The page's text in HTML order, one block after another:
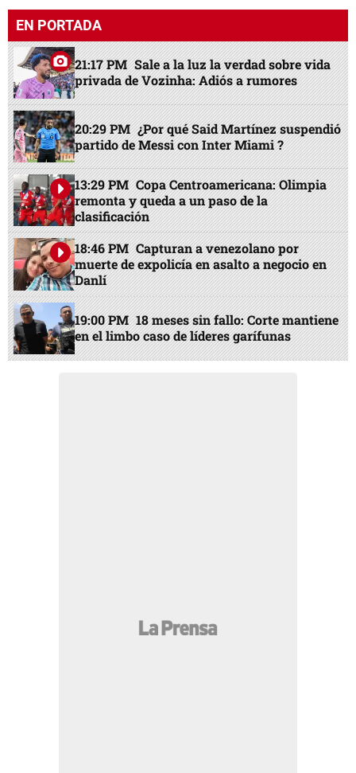
EN PORTADA
21:17 PM Sale a la luz la verdad sobre vida
privada de Vozinha: Adiós a rumores
20:29 PM ¿Por qué Said Martínez suspendió
partido de Messi con Inter Miami ?
13:29 PM Copa Centroamericana: Olimpia
remonta y queda a un paso de la
clasificación
18:46 PM Capturan a venezolano por
muerte de expolicía en asalto a negocio en
Danlí
19:00 PM 18 meses sin fallo: Corte mantiene
en el limbo caso de líderes garífunas